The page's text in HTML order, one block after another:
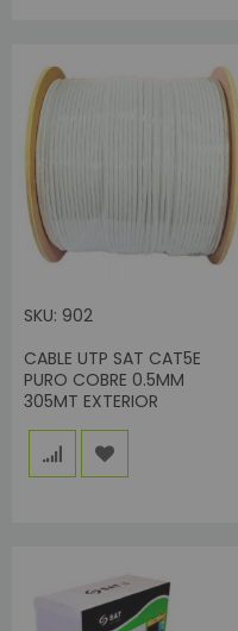
SKU: 902
CABLE UTP SAT CAT5E
PURO COBRE 0.5MM
305MT EXTERIOR